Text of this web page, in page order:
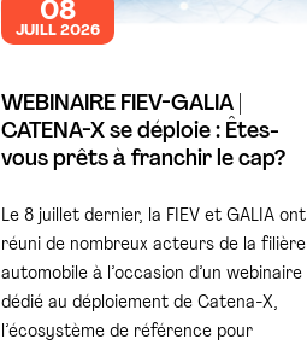
08
JUILL 2026
WEBINAIRE FIEV-GALIA |
CATENA-X se déploie : Êtes-
vous prêts à franchir le cap?
Le 8 juillet dernier, la FIEV et GALIA ont
réuni de nombreux acteurs de la filière
automobile à l’occasion d’un webinaire
dédié au déploiement de Catena-X,
l’écosystème de référence pour